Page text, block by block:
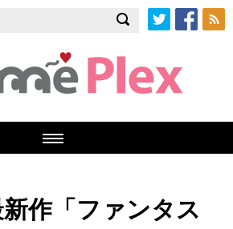
作「ファンタス